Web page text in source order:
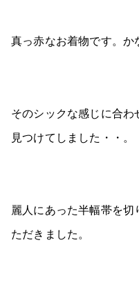
真っ赤なお着物です。か
そのシックな感じに合わ
見つけてしました・・。
麗人にあった半幅帯を
ただきました。